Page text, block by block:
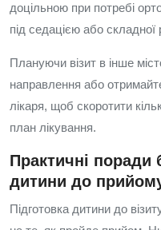
доцільною при потребі
під седацією або складної
Плануючи візит в інше
направлення або
лікаря, щоб скоротити
план лікування.
Практичні поради
дитини до
Підготовка дитини до